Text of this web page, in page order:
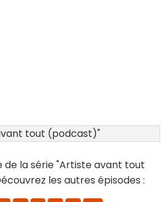
tout (podcast)"
la série "Artiste avant tout
les autres épisodes :